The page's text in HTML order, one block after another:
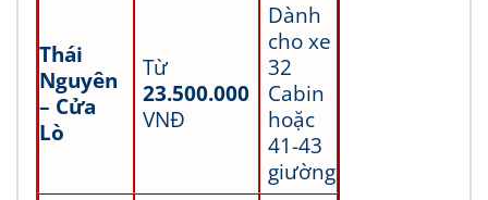
Thái
Nguyên
– Cửa
Lò
Từ
23.500.000
VNĐ
Dành
cho xe
32
Cabin
hoặc
41-43
giường